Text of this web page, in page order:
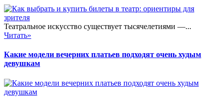
Театральное искусство существует тысячелетиями —...
Читать»
Какие модели вечерних платьев подходят очень худым
девушкам